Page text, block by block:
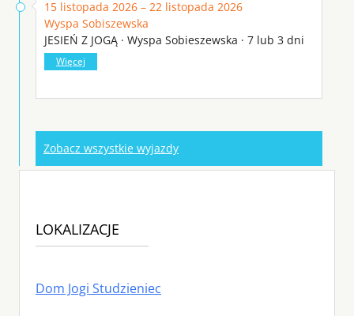
15 listopada 2026 – 22 listopada 2026
Wyspa Sobiszewska
JESIEŃ Z JOGĄ · Wyspa Sobieszewska · 7 lub 3 dni
Więcej
Zobacz wszystkie wyjazdy
LOKALIZACJE
Dom Jogi Studzieniec